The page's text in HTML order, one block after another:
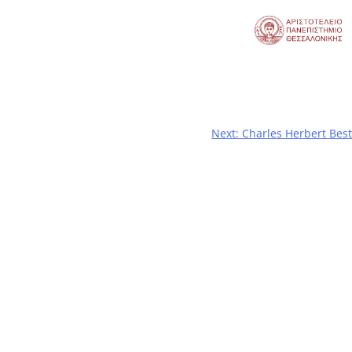
Next: Charles Herbert Best